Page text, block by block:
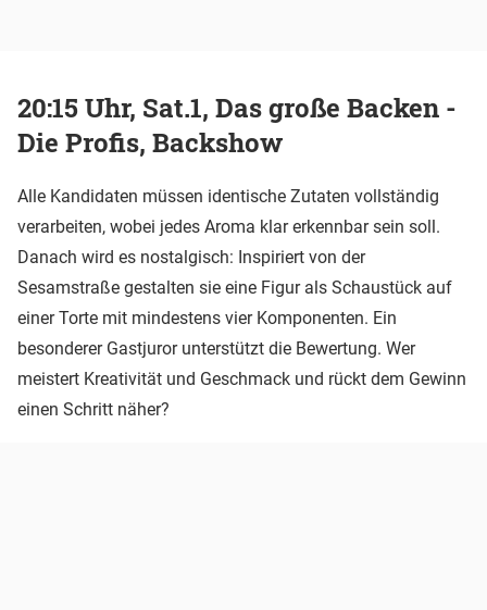
20:15 Uhr, Sat.1, Das große Backen -
Die Profis, Backshow
Alle Kandidaten müssen identische Zutaten vollständig
verarbeiten, wobei jedes Aroma klar erkennbar sein soll.
Danach wird es nostalgisch: Inspiriert von der
Sesamstraße gestalten sie eine Figur als Schaustück auf
einer Torte mit mindestens vier Komponenten. Ein
besonderer Gastjuror unterstützt die Bewertung. Wer
meistert Kreativität und Geschmack und rückt dem Gewinn
einen Schritt näher?